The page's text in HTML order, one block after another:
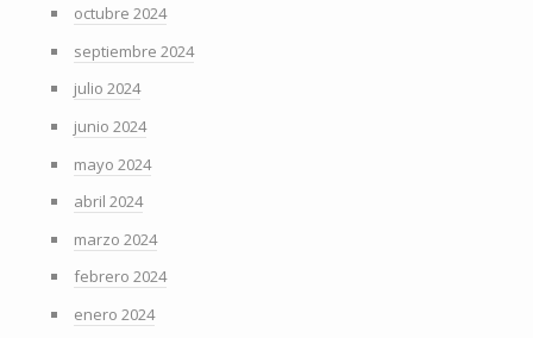
octubre 2024
septiembre 2024
julio 2024
junio 2024
mayo 2024
abril 2024
marzo 2024
febrero 2024
enero 2024